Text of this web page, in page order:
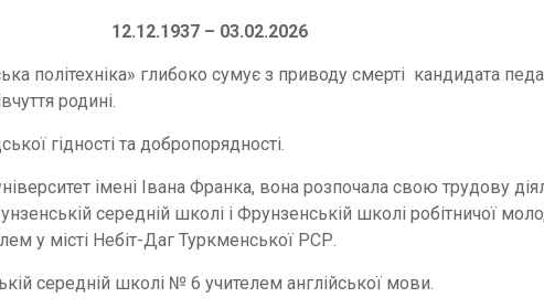
12.12.1937 – 03.02.2026
політехніка» глибоко сумує з приводу смерті кандидата
родині.
гідності та добропорядності.
імені Івана Франка, вона розпочала свою трудову
середній школі і Фрунзенській школі робітничої
у місті Небіт-Даг Туркменської РСР.
середній школі № 6 учителем англійської мови.